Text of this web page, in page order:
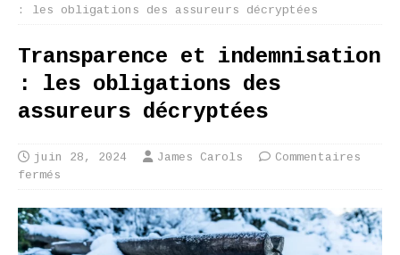
: les obligations des assureurs décryptées
Transparence et indemnisation
: les obligations des
assureurs décryptées
juin 28, 2024 James Carols
Commentaires
fermés